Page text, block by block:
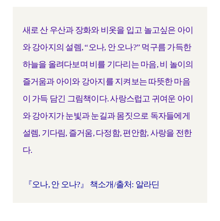
새로 산 우산과 장화와 비옷을 입고 놀고싶은 아이
와 강아지의 설렘, “오나, 안 오나?” 먹구름 가득한
하늘을 올려다보며 비를 기다리는 마음, 비 놀이의
즐거움과 아이와 강아지를 지켜보는 따뜻한 마음
이 가득 담긴 그림책이다. 사랑스럽고 귀여운 아이
와 강아지가 눈빛과 눈길과 몸짓으로 독자들에게
설렘, 기다림, 즐거움, 다정함, 편안함, 사랑을 전한
다.
『오나, 안 오나?』 책소개/출처: 알라딘